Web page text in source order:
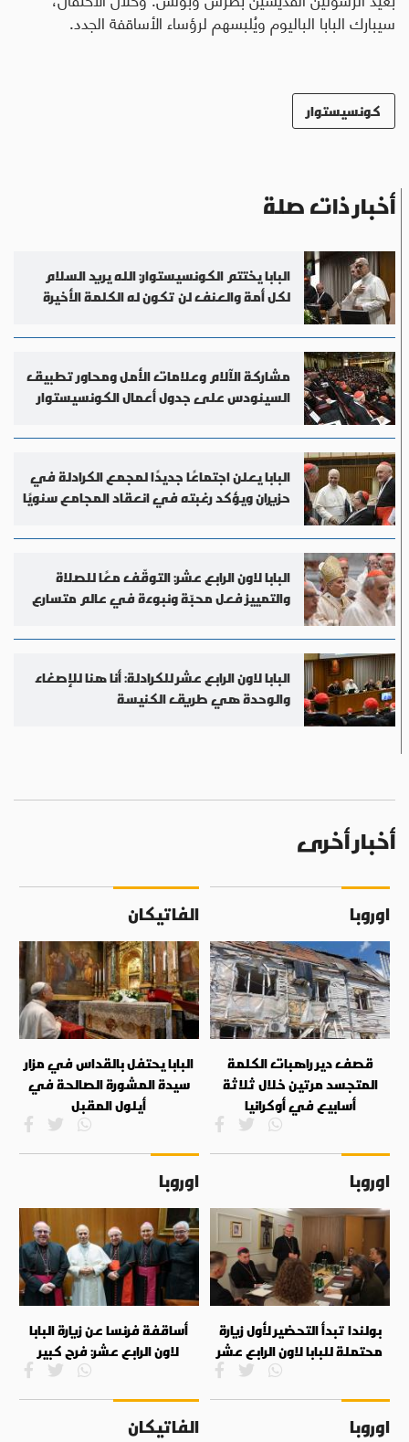
سيبارك البابا الباليوم ويُلبسهم لرؤساء الأساقفة الجدد.
كونسيستوار
أخبار ذات صلة
البابا يختتم الكونسيستوار: الله يريد السلام
لكل أمة والعنف لن تكون له الكلمة الأخيرة
مشاركة الآلام وعلامات الأمل ومحاور تطبيق
السينودس على جدول أعمال الكونسيستوار
البابا يعلن اجتماعًا جديدًا لمجمع الكرادلة في
حزيران ويؤكد رغبته في انعقاد المجامع سنويًا
البابا لاون الرابع عشر: التوقّف معًا للصلاة
والتمييز فعل محبّة ونبوءة في عالم متسارع
البابا لاون الرابع عشر للكرادلة: أنا هنا للإصغاء
والوحدة هي طريق الكنيسة
أخبار أخرى
اوروبا
قصف دير راهبات الكلمة
المتجسد مرتين خلال ثلاثة
أسابيع في أوكرانيا
الفاتيكان
البابا يحتفل بالقداس في مزار
سيدة المشورة الصالحة في
أيلول المقبل
اوروبا
بولندا تبدأ التحضير لأول زيارة
محتملة للبابا لاون الرابع عشر
اوروبا
أساقفة فرنسا عن زيارة البابا
لاون الرابع عشر: فرح كبير
اوروبا الفاتيكان